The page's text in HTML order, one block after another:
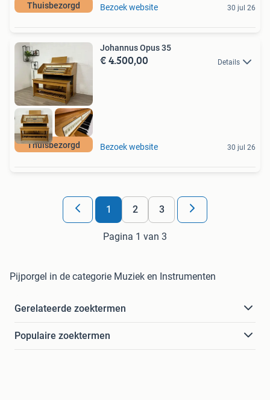
Thuisbezorgd Bezoek website 30 jul 26
Thuisbezorgd
Johannus Opus 35
€ 4.500,00 Details
Bezoek website 30 jul 26
1 2 3
Pagina 1 van 3
Pijporgel in de categorie Muziek en Instrumenten
Gerelateerde zoektermen
Populaire zoektermen